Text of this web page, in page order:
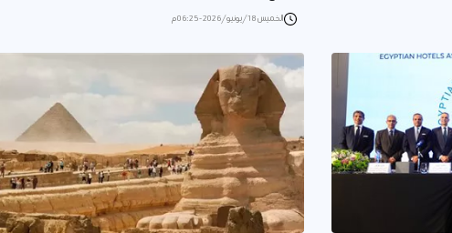
الخميس 18/يونيو/2026 - 06:25 م